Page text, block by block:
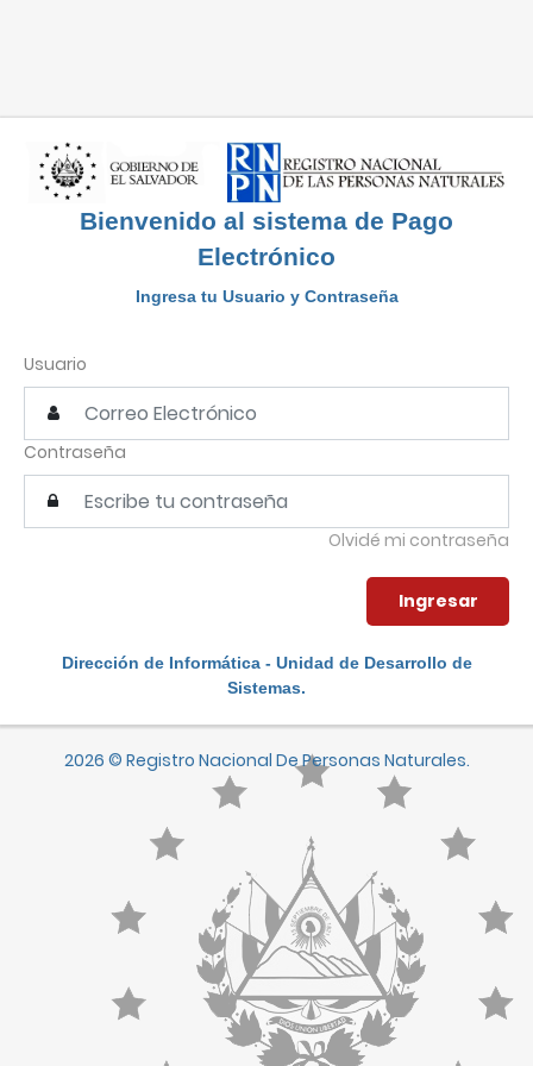
Bienvenido al sistema de Pago
Electrónico
Ingresa tu Usuario y Contraseña
Usuario
Contraseña
Olvidé mi contraseña
Dirección de Informática - Unidad de Desarrollo de
Sistemas.
2026 © Registro Nacional De Personas Naturales.